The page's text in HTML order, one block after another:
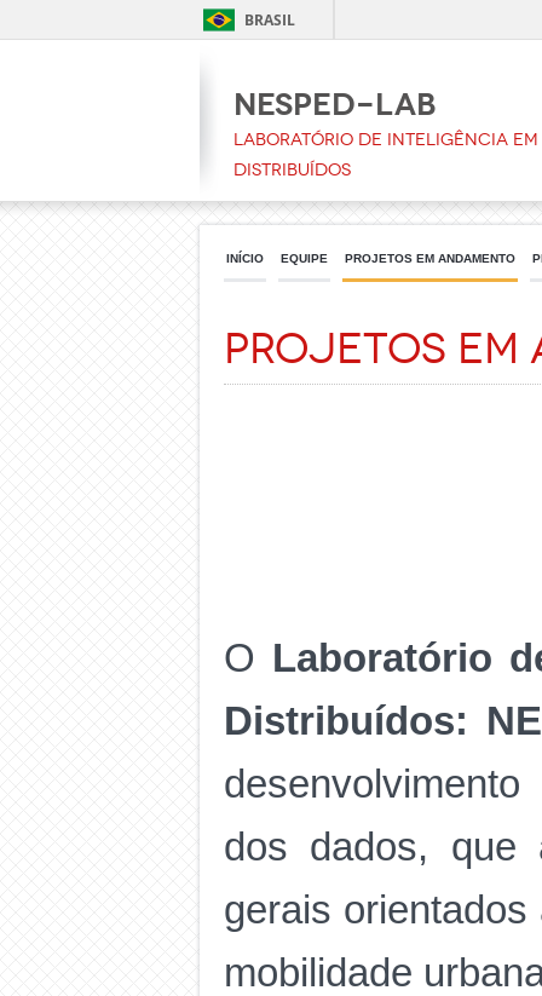
BRASIL
NESPeD-LAB
Laboratório de Inteligência em
Distribuídos
INÍCIO EQUIPE PROJETOS EM ANDAMENTO
Projetos em
O Laboratório
Distribuídos:
dos dados, que
gerais
mobilidade